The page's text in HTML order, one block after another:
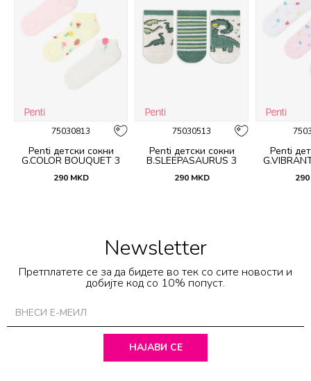
75030813
Penti детски сокни
G.COLOR BOUQUET 3
PACK PTK
290 MKD
75030513
Penti детски сокни
B.SLEEPASAURUS 3
290 MKD
Penti
290
Newsletter
Претплатете се за да бидете во тек со сите новости и
добијте код со 10% попуст.
НАЈАВИ СЕ